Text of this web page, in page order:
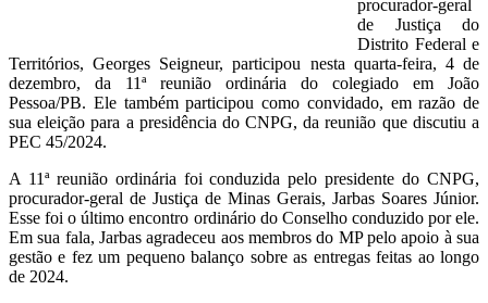
procurador-geral
de Justiça do
Distrito Federal e
Territórios, Georges Seigneur, participou nesta quarta-feira, 4 de
dezembro, da 11ª reunião ordinária do colegiado em João
Pessoa/PB. Ele também participou como convidado, em razão de
sua eleição para a presidência do CNPG, da reunião que discutiu a
PEC 45/2024.
A 11ª reunião ordinária foi conduzida pelo presidente do CNPG,
procurador-geral de Justiça de Minas Gerais, Jarbas Soares Júnior.
Esse foi o último encontro ordinário do Conselho conduzido por ele.
Em sua fala, Jarbas agradeceu aos membros do MP pelo apoio à sua
gestão e fez um pequeno balanço sobre as entregas feitas ao longo
de 2024.